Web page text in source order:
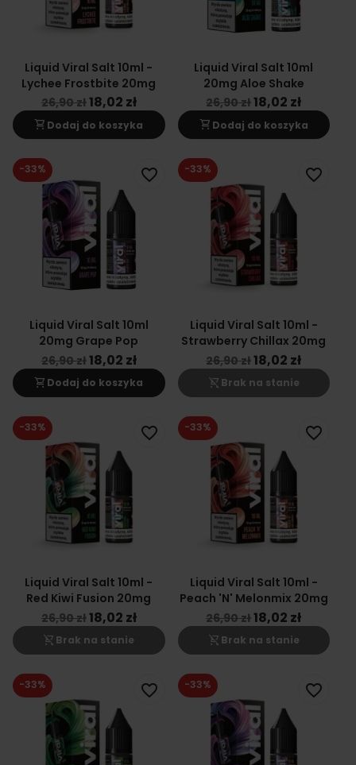
Liquid Viral Salt 10ml -
Lychee Frostbite 20mg
26,90 zł18,02 zł
shopping_cart Dodaj do koszyka
Liquid Viral Salt 10ml
20mg Aloe Shake
26,90 zł18,02 zł
shopping_cart Dodaj do koszyka
Liquid Viral Salt 10ml
20mg Grape Pop
26,90 zł18,02 zł
shopping_cart Dodaj do koszyka
-33% favorite_border
Liquid Viral Salt 10ml -
Strawberry Chillax 20mg
26,90 zł18,02 zł
shopping_cart_off Brak na stanie
-33% favorite_border
Liquid Viral Salt 10ml -
Red Kiwi Fusion 20mg
26,90 zł18,02 zł
shopping_cart_off Brak na stanie
-33% favorite_border
Liquid Viral Salt 10ml -
Peach 'N' Melonmix 20mg
26,90 zł18,02 zł
shopping_cart_off Brak na stanie
-33% favorite_border
-33% favorite_border -33% favorite_border